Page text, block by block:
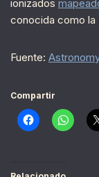
ionizados
conocida como la
Fuente:
Compartir